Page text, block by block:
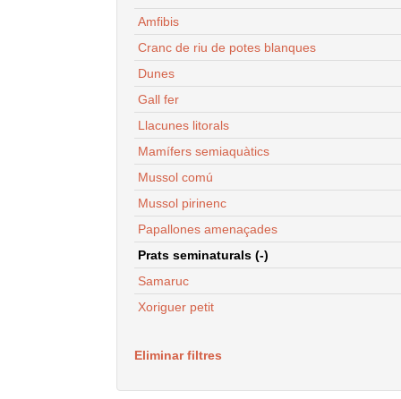
Amfibis
Cranc de riu de potes blanques
Dunes
Gall fer
Llacunes litorals
Mamífers semiaquàtics
Mussol comú
Mussol pirinenc
Papallones amenaçades
Prats seminaturals (-)
Samaruc
Xoriguer petit
Eliminar filtres